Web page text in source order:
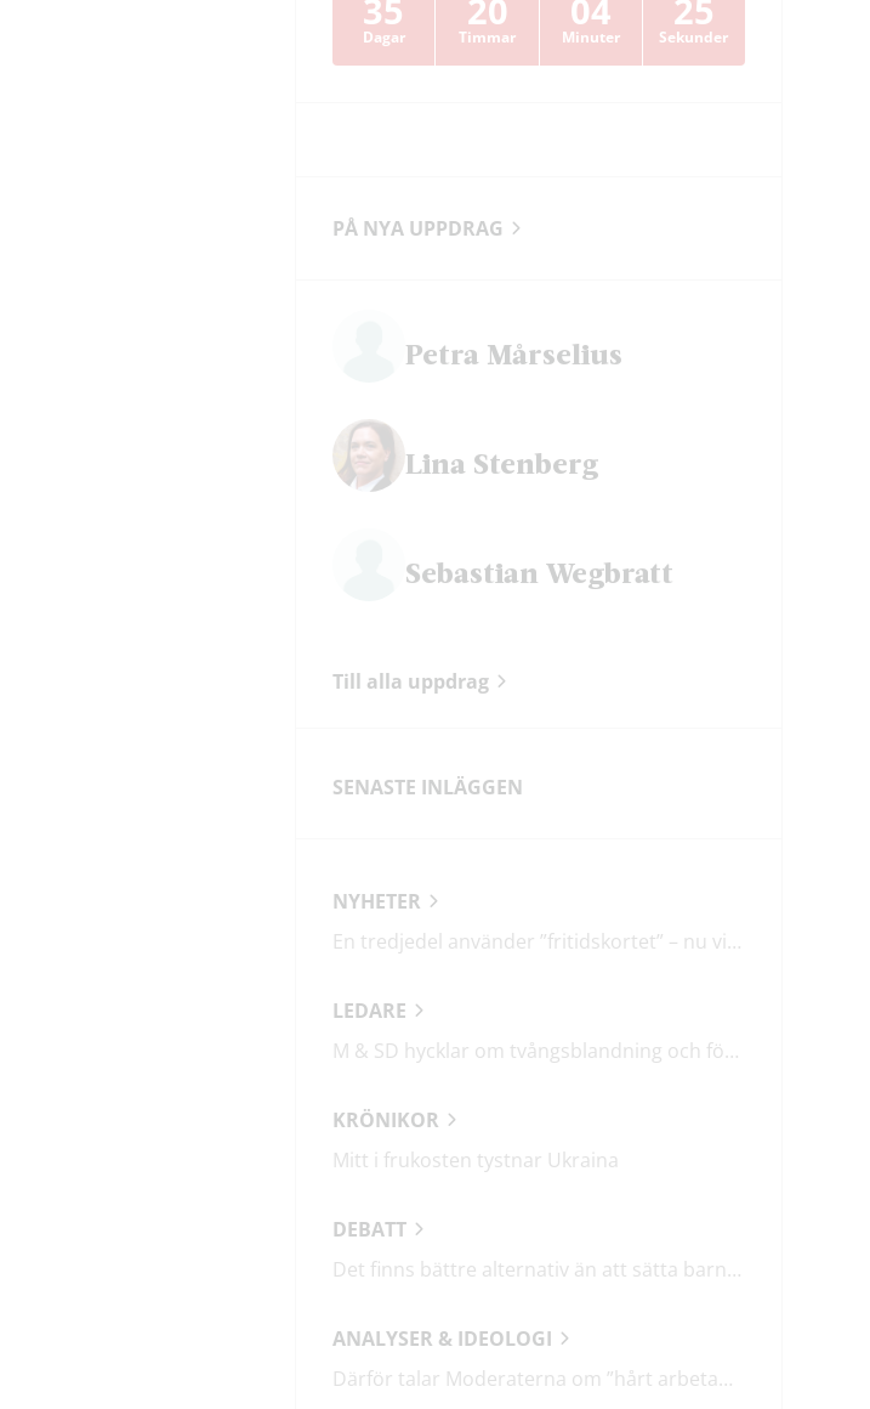
35
Dagar
20
Timmar
04
Minuter
24
Sekunder
PÅ NYA UPPDRAG
Petra Mårselius
Lina Stenberg
Sebastian Wegbratt
Till alla uppdrag
SENASTE INLÄGGEN
NYHETER
En tredjedel använder ”fritidskortet” – nu vill regeringen utveckla det
LEDARE
M & SD hycklar om tvångsblandning och förvärrar segregationen
KRÖNIKOR
Mitt i frukosten tystnar Ukraina
DEBATT
Det finns bättre alternativ än att sätta barn i fängelse
ANALYSER & IDEOLOGI
Därför talar Moderaterna om ”hårt arbetande människor”